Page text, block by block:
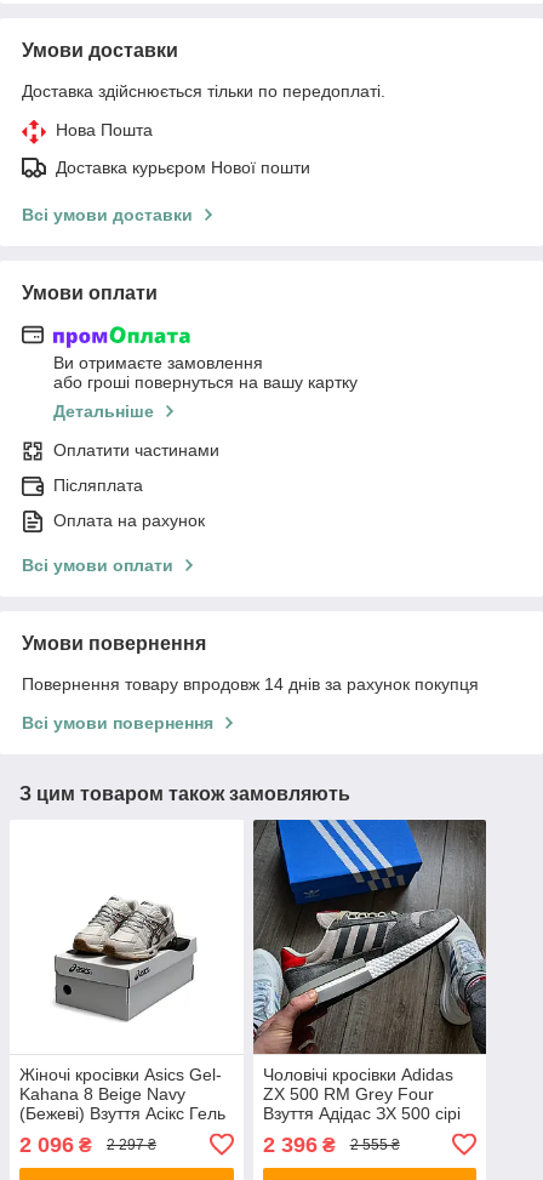
Умови доставки
Доставка здійснюється тільки по передоплаті.
Нова Пошта
Доставка курьєром Нової пошти
Всі умови доставки
Умови оплати
Ви отримаєте замовлення
або гроші повернуться на вашу картку
Детальніше
Оплатити частинами
Післяплата
Оплата на рахунок
Всі умови оплати
Умови повернення
Повернення товару впродовж 14 днів за рахунок покупця
Всі умови повернення
З цим товаром також замовляють
Жіночі кросівки Asics Gel-
Kahana 8 Beige Navy
(Бежеві) Взуття Асікс Гель
шкіра текстиль демісезон
2 096 ₴ 2 297 ₴
Чоловічі кросівки Adidas
ZX 500 RM Grey Four
Взуття Адідас ЗХ 500 сірі
демісезон В'єтнам
2 396₴ 2 555 ₴